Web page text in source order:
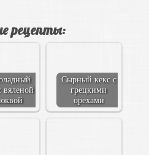
рецепты:
вяленой
Сырный кекс с
грецкими
орехами